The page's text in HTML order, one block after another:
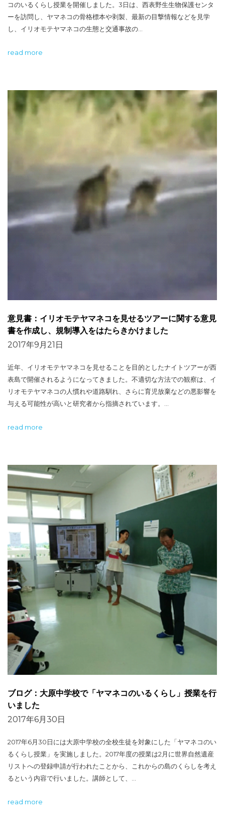
コのいるくらし授業を開催しました。3日は、西表野生生物保護センタ
ーを訪問し、ヤマネコの骨格標本や剥製、最新の目撃情報などを見学
し、イリオモテヤマネコの生態と交通事故の…
read more
意見書：イリオモテヤマネコを見せるツアーに関する意見
書を作成し、規制導入をはたらきかけました
2017年9月21日
近年、イリオモテヤマネコを見せることを目的としたナイトツアーが西
表島で開催されるようになってきました。不適切な方法での観察は、イ
リオモテヤマネコの人慣れや道路馴れ、さらに育児放棄などの悪影響を
与える可能性が高いと研究者から指摘されています。…
read more
ブログ：大原中学校で「ヤマネコのいるくらし」授業を行
いました
2017年6月30日
2017年6月30日には大原中学校の全校生徒を対象にした「ヤマネコのい
るくらし授業」を実施しました。2017年度の授業は2月に世界自然遺産
リストへの登録申請が行われたことから、これからの島のくらしを考え
るという内容で行いました。講師として、…
read more